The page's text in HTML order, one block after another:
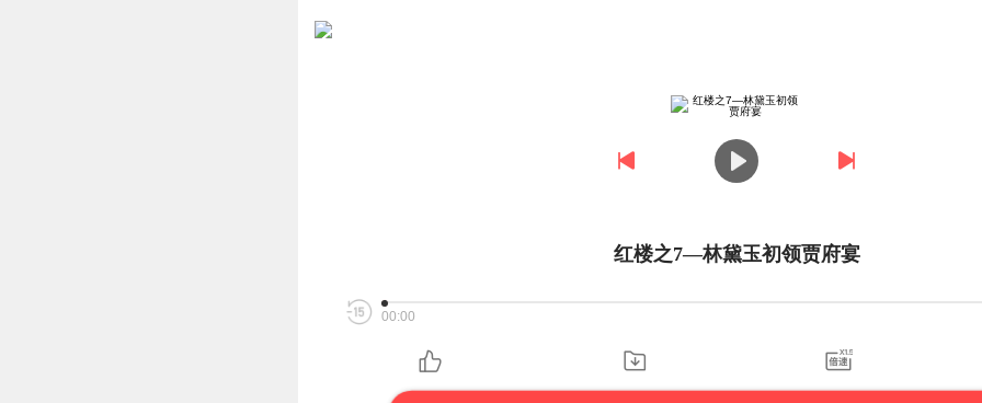
红楼之7—林黛玉初领贾府宴
00:00